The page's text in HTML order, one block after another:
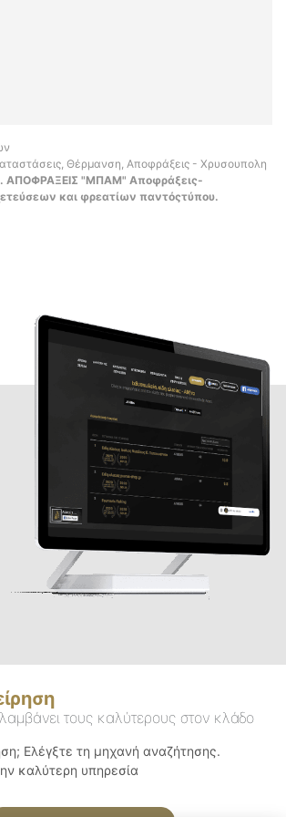
Θέρμανση, Αποφράξεις - Χρυσουπολη
ΑΠΟΦΡΑΞΕΙΣ "ΜΠΑΜ" Αποφράξεις-
και φρεατίων παντόςτύπου.
τους καλύτερους στον κλάδο
Ελέγξτε τη μηχανή αναζήτησης.
καλύτερη υπηρεσία